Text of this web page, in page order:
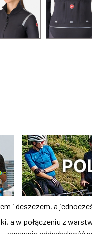
i deszczem, a
a w połączeniu z